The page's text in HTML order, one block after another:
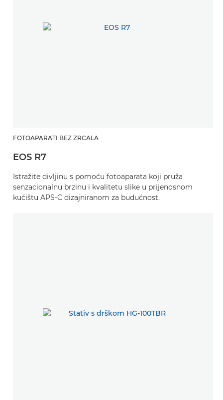
FOTOAPARATI BEZ ZRCALA
EOS R7
Istražite divljinu s pomoću fotoaparata koji pruža
senzacionalnu brzinu i kvalitetu slike u prijenosnom
kućištu APS-C dizajniranom za budućnost.